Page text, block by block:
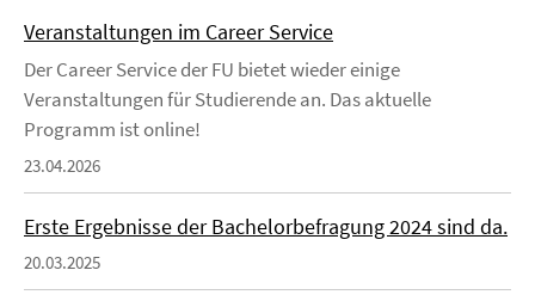
Veranstaltungen im Career Service
Der Career Service der FU bietet wieder einige
Veranstaltungen für Studierende an. Das aktuelle
Programm ist online!
23.04.2026
Erste Ergebnisse der Bachelorbefragung 2024 sind da.
20.03.2025